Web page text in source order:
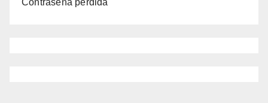
Contraseña perdida